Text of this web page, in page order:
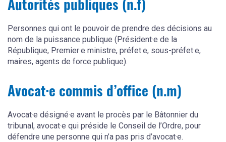
Autorités publiques (n.f)
Personnes qui ont le pouvoir de prendre des décisions au
nom de la puissance publique (Président·e de la
République, Premier·e ministre, préfet·e, sous-préfet·e,
maires, agents de force publique).
Avocat·e commis d’office (n.m)
Avocat·e désigné·e avant le procès par le Bâtonnier du
tribunal, avocat·e qui préside le Conseil de l’Ordre, pour
défendre une personne qui n’a pas pris d’avocat·e.